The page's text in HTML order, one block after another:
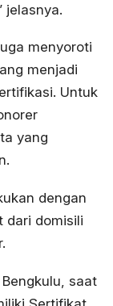
jelasnya.
menyoroti
menjadi
Untuk
yang
dengan
dari domisili
saat